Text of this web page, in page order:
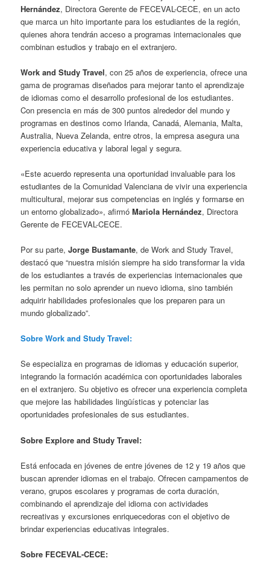
Hernández, Directora Gerente de FECEVAL-CECE, en un acto
que marca un hito importante para los estudiantes de la región,
quienes ahora tendrán acceso a programas internacionales que
combinan estudios y trabajo en el extranjero.
Work and Study Travel, con 25 años de experiencia, ofrece una
gama de programas diseñados para mejorar tanto el aprendizaje
de idiomas como el desarrollo profesional de los estudiantes.
Con presencia en más de 300 puntos alrededor del mundo y
programas en destinos como Irlanda, Canadá, Alemania, Malta,
Australia, Nueva Zelanda, entre otros, la empresa asegura una
experiencia educativa y laboral legal y segura.
«Este acuerdo representa una oportunidad invaluable para los
estudiantes de la Comunidad Valenciana de vivir una experiencia
multicultural, mejorar sus competencias en inglés y formarse en
un entorno globalizado», afirmóMariola Hernández, Directora
Gerente de FECEVAL-CECE.
Por su parte,Jorge Bustamante, de Work and Study Travel,
destacó que “nuestra misión siempre ha sido transformar la vida
de los estudiantes a través de experiencias internacionales que
les permitan no solo aprender un nuevo idioma, sino también
adquirir habilidades profesionales que los preparen para un
mundo globalizado”.
Sobre Work and Study Travel:
Se especializa en programas de idiomas y educación superior,
integrando la formación académica con oportunidades laborales
en el extranjero. Su objetivo es ofrecer una experiencia completa
que mejore las habilidades lingüísticas y potenciar las
oportunidades profesionales de sus estudiantes.
Sobre Explore and Study Travel:
Está enfocada en jóvenes de entre jóvenes de 12 y 19 años que
buscan aprender idiomas en el trabajo. Ofrecen campamentos de
verano, grupos escolares y programas de corta duración,
combinando el aprendizaje del idioma con actividades
recreativas y excursiones enriquecedoras con el objetivo de
brindar experiencias educativas integrales.
Sobre FECEVAL-CECE: